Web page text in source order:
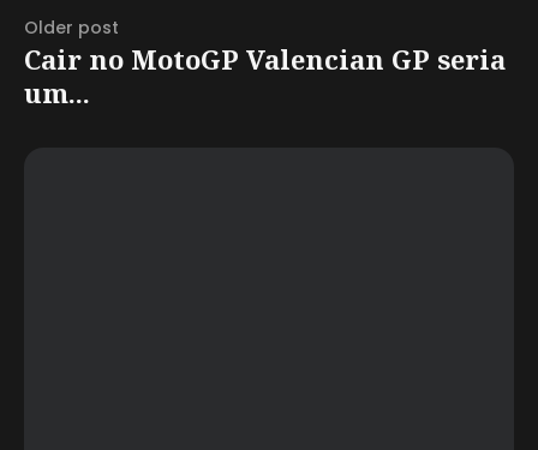
Older post
Cair no MotoGP Valencian GP seria
um...